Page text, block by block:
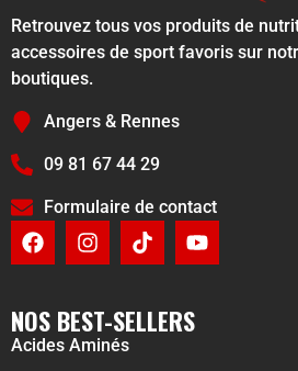
Retrouvez tous vos produits de
accessoires de sport favoris sur
boutiques.
Angers & Rennes
09 81 67 44 29
Formulaire de contact
NOS BEST-SELLERS
Acides Aminés